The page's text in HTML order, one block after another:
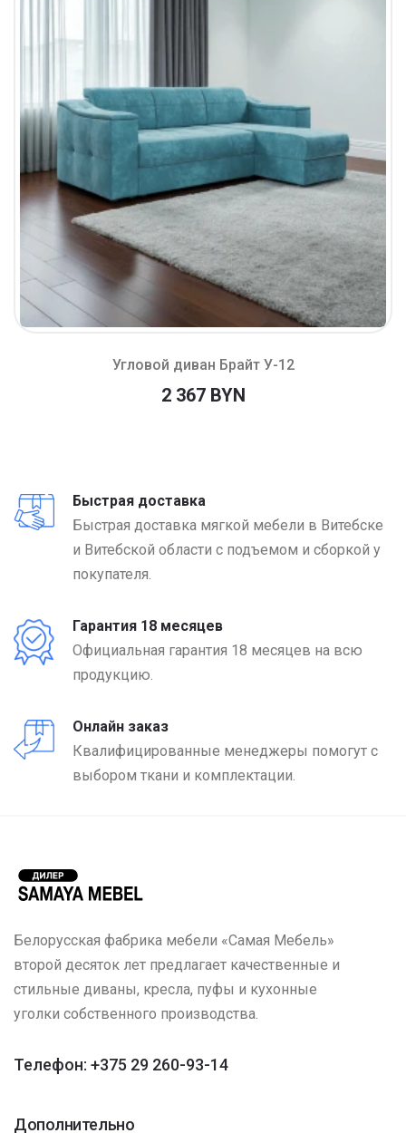
Угловой диван Брайт У-12
2 367 BYN
Быстрая доставка
Быстрая доставка мягкой мебели в Витебске
и Витебской области с подъемом и сборкой у
покупателя.
Гарантия 18 месяцев
Официальная гарантия 18 месяцев на всю
продукцию.
Онлайн заказ
Квалифицированные менеджеры помогут с
выбором ткани и комплектации.
Белорусская фабрика мебели «Самая Мебель»
второй десяток лет предлагает качественные и
стильные диваны, кресла, пуфы и кухонные
уголки собственного производства.
Телефон: +375 29 260-93-14
Дополнительно